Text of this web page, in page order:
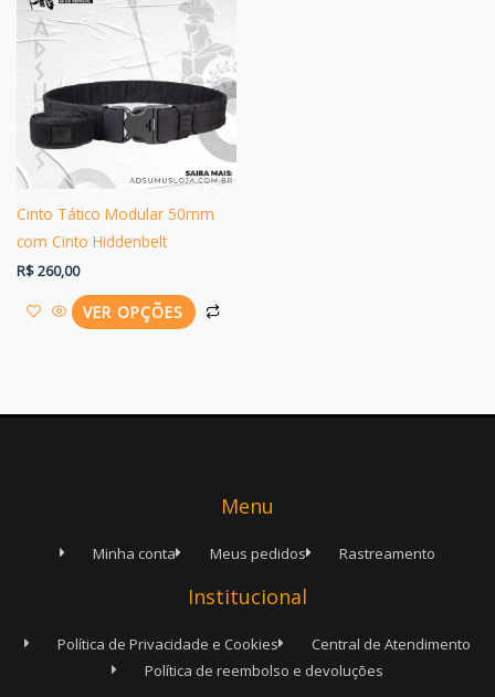
Cinto Tático Modular 50mm
com Cinto Hiddenbelt
R$260,00
VER OPÇÕES
várias
variantes.
As
opções
podem
Menu
Minha conta Meus pedidos Rastreamento
Institucional
Política de Privacidade e Cookies
Central de Atendimento
Política de reembolso e devoluções